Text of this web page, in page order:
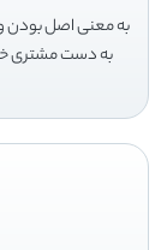
به معنی اصل بودن
به دست مشتری